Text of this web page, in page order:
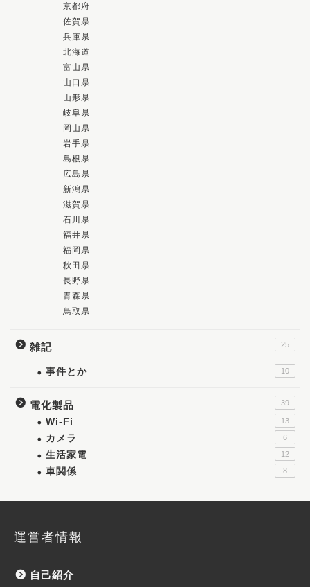
京都府
佐賀県
兵庫県
北海道
富山県
山口県
山形県
岐阜県
岡山県
岩手県
島根県
広島県
新潟県
滋賀県
石川県
福井県
福岡県
秋田県
長野県
青森県
鳥取県
雑記 25
事件とか 10
電化製品 39
Wi-Fi 13
カメラ 6
生活家電 12
車関係 8
運営者情報
自己紹介